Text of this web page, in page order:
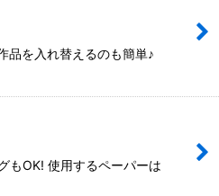
品を入れ替えるのも簡単♪
もOK! 使用するペーパーは